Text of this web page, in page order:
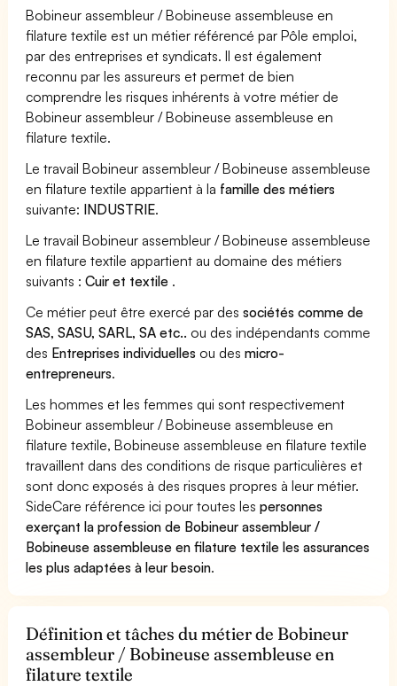
Bobineur assembleur / Bobineuse assembleuse en
filature textile est un métier référencé par Pôle emploi,
par des entreprises et syndicats. Il est également
reconnu par les assureurs et permet de bien
comprendre les risques inhérents à votre métier de
Bobineur assembleur / Bobineuse assembleuse en
filature textile.
Le travail Bobineur assembleur / Bobineuse assembleuse
en filature textile appartient à la famille des métiers
suivante: INDUSTRIE.
Le travail Bobineur assembleur / Bobineuse assembleuse
en filature textile appartient au domaine des métiers
suivants :Cuir et textile .
Ce métier peut être exercé par dessociétés comme de
SAS, SASU, SARL, SA etc.. ou des indépendants comme
des Entreprises individuelles ou desmicro-
entrepreneurs.
Les hommes et les femmes qui sont respectivement
Bobineur assembleur / Bobineuse assembleuse en
filature textile, Bobineuse assembleuse en filature textile
travaillent dans des conditions de risque particulières et
sont donc exposés à des risques propres à leur métier.
SideCare référence ici pour toutes lespersonnes
exerçant la profession de Bobineur assembleur /
Bobineuse assembleuse en filature textile les assurances
les plus adaptées à leur besoin.
Définition et tâches du métier de Bobineur
assembleur / Bobineuse assembleuse en
filature textile